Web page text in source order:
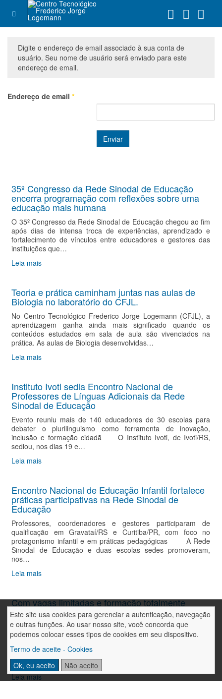
Este site usa cookies para gerenciar a autenticação, navegação
e outras funções. Ao usar nosso site, você concorda que
podemos colocar esses tipos de cookies em seu dispositivo.
Termo de aceite - Cookies
Ok, eu aceito
Não aceito
Digite o endereço de email associado à sua conta de
usuário. Seu nome de usuário será enviado para este
endereço de email.
Endereço de email *
Enviar
35º Congresso da Rede Sinodal de Educação
encerra programação com reflexões sobre uma
educação mais humana
O 35º Congresso da Rede Sinodal de Educação chegou ao fim
após dias de intensa troca de experiências, aprendizado e
fortalecimento de vínculos entre educadores e gestores das
instituições que…
Leia mais
Teoria e prática caminham juntas nas aulas de
Biologia no laboratório do CFJL.
No Centro Tecnológico Frederico Jorge Logemann (CFJL), a
aprendizagem ganha ainda mais significado quando os
conteúdos estudados em sala de aula são vivenciados na
prática. As aulas de Biologia desenvolvidas…
Leia mais
Instituto Ivoti sedia Encontro Nacional de
Professores de Línguas Adicionais da Rede
Sinodal de Educação
Evento reuniu mais de 140 educadores de 30 escolas para
debater o plurilinguismo como ferramenta de inovação,
inclusão e formação cidadã O Instituto Ivoti, de Ivoti/RS,
sediou, nos dias 19 e…
Leia mais
Encontro Nacional de Educação Infantil fortalece
práticas participativas na Rede Sinodal de
Educação
Professores, coordenadores e gestores participaram de
qualificação em Gravataí/RS e Curitiba/PR, com foco no
protagonismo infantil e em práticas pedagógicas A Rede
Sinodal de Educação e duas escolas sedes promoveram,
nos…
Leia mais
Com vagas limitadas e formação totalmente
gratuita, o Curso Técnico em Informática do CFJL
está com inscrições abertas até 22 de julho
Formação é destinada a estudantes do 2º e 3º ano do Ensino
Médio e egressos; iniciativa é viabilizada por Emenda
Impositiva destinada pelos vereadores Rafael Godoy, Ivete
Callegaro da Silva…
Leia mais